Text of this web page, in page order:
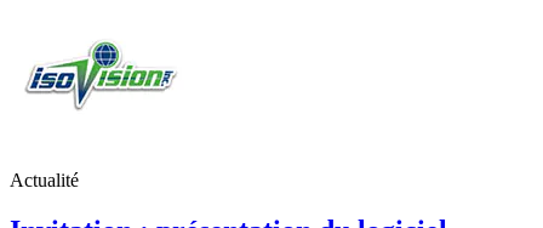
Actualité